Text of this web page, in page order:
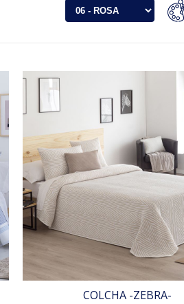
COLCHA -ZEBRA-